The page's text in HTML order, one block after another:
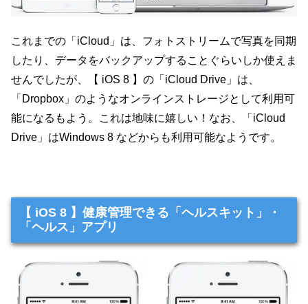
これまでの「iCloud」は、フォトストリームで写真を同期
したり、データをバックアップすることぐらいしか使えま
せんでしたが、【 iOS 8 】の「iCloud Drive」は、
「Dropbox」のようなオンラインストレージとして利用可
能になるもよう。これは地味に嬉しい！なお、「iCloud
Drive」はWindows 8 などからも利用可能なようです。
【 iOS 8 】健康管理できる「ヘルスキット」・
「ヘルス」アプリ